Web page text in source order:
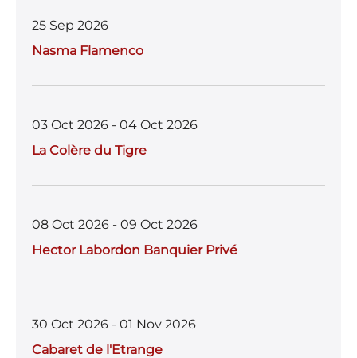
o
o
k
p
25 Sep 2026
Nasma Flamenco
03 Oct 2026 - 04 Oct 2026
La Colère du Tigre
08 Oct 2026 - 09 Oct 2026
Hector Labordon Banquier Privé
30 Oct 2026 - 01 Nov 2026
Cabaret de l'Etrange